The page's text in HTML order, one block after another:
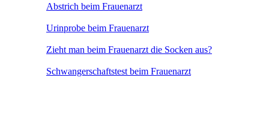
Abstrich beim Frauenarzt
Urinprobe beim Frauenarzt
Zieht man beim Frauenarzt die Socken aus?
Schwangerschaftstest beim Frauenarzt